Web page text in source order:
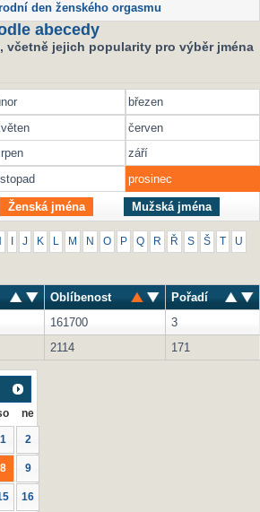
den ženského orgasmu
abecedy
včetně jejich popularity pro výběr jména
březen
červen
září
prosinec
Ženská jména Mužská jména
J K M N O P Q R Ř S Š U
Oblíbenost
Pořadí
161700
3
2114 171
ne
1 2
8 9
16